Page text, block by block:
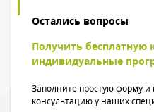
Остались вопросы
Получить бесплатную
индивидуальные
Заполните простую форму и
консультацию у наших